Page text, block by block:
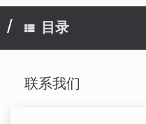
目录
联系我们